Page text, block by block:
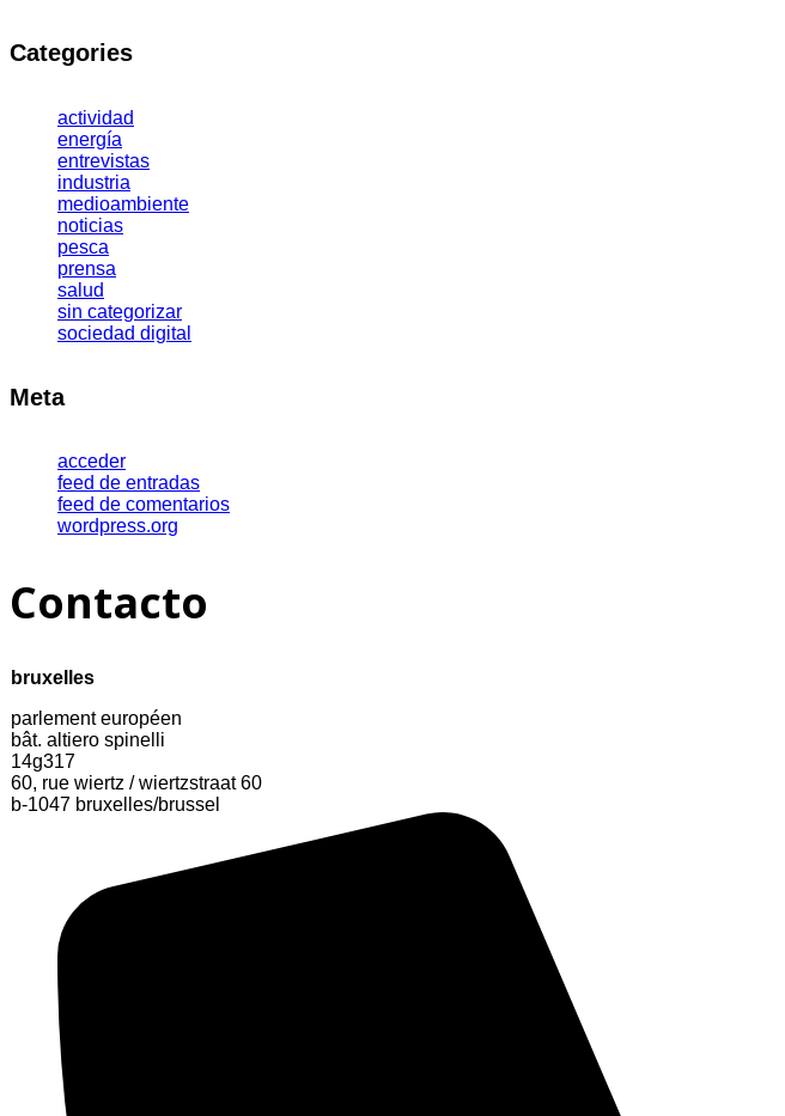
Categories
actividad
energía
entrevistas
industria
medioambiente
noticias
pesca
prensa
salud
sin categorizar
sociedad digital
Meta
acceder
feed de entradas
feed de comentarios
wordpress.org
Contacto
bruxelles
parlement européen
bât. altiero spinelli
14g317
60, rue wiertz / wiertzstraat 60
b-1047 bruxelles/brussel